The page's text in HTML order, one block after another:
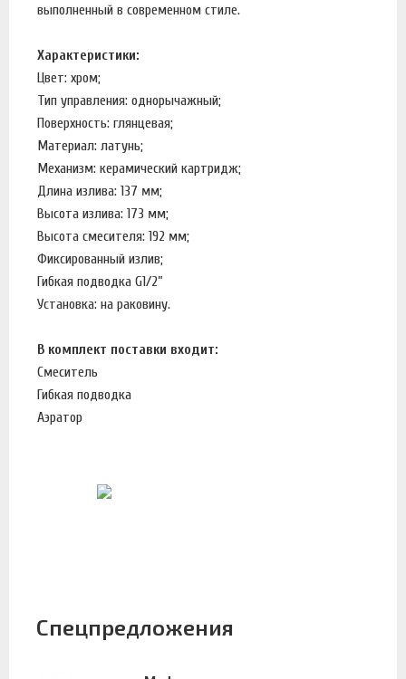
выполненный в современном стиле.
Характеристики:
Цвет: хром;
Тип управления: однорычажный;
Поверхность: глянцевая;
Материал: латунь;
Механизм: керамический картридж;
Длина излива: 137 мм;
Высота излива: 173 мм;
Высота смесителя: 192 мм;
Фиксированный излив;
Гибкая подводка G1/2”
Установка: на раковину.
В комплект поставки входит:
Смеситель
Гибкая подводка
Аэратор
Спецпредложения